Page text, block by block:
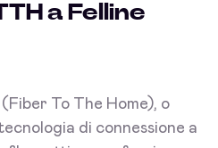
a Felline
To The Home), o
di connessione a